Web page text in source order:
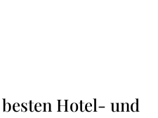
Hotel- und